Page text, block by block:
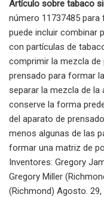
Artículo sobre tabaco
número 11737485
puede incluir combinar
con partículas de
comprimir la mezcla
prensado para formar
separar la mezcla de la
conserve la forma
del aparato de
menos algunas de las
formar una matriz de
Inventores: Gregory
Gregory Miller
(Richmond) Agosto. 29,